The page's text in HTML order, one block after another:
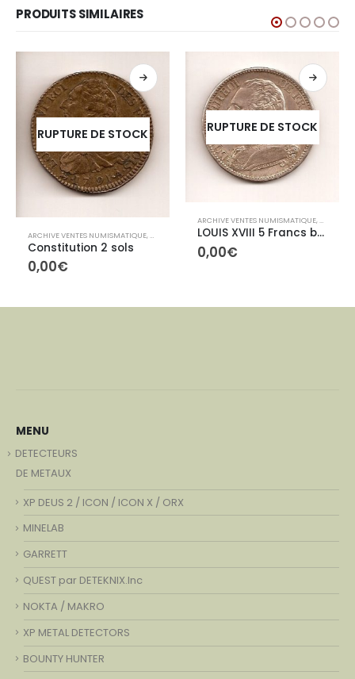
PRODUITS SIMILAIRES
CONTEMPORAINES
RUPTURE DE STOCK
ARCHIVE VENTES NUMISMATIQUE,ARCHIVES CONTEMPORAINES
Constitution 2 sols
0,00€
RUPTURE DE STOCK
ARCHIVE VENTES NUMISMATIQUE,
LOUIS XVIII 5 Francs buste habillé
0,00€
MENU
DETECTEURS
DE METAUX
XP DEUS 2 / ICON / ICON X / ORX
MINELAB
GARRETT
QUEST par DETEKNIX.Inc
NOKTA / MAKRO
XP METAL DETECTORS
BOUNTY HUNTER